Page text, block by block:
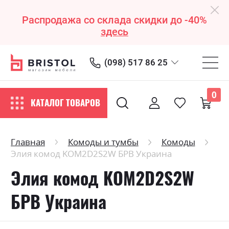
Распродажа со склада скидки до -40%
здесь
(098) 517 86 25
КАТАЛОГ ТОВАРОВ
0
Главная Комоды и тумбы
Комоды
Элия комод KOM2D2S2W БРВ Украина
Элия комод KOM2D2S2W
БРВ Украина